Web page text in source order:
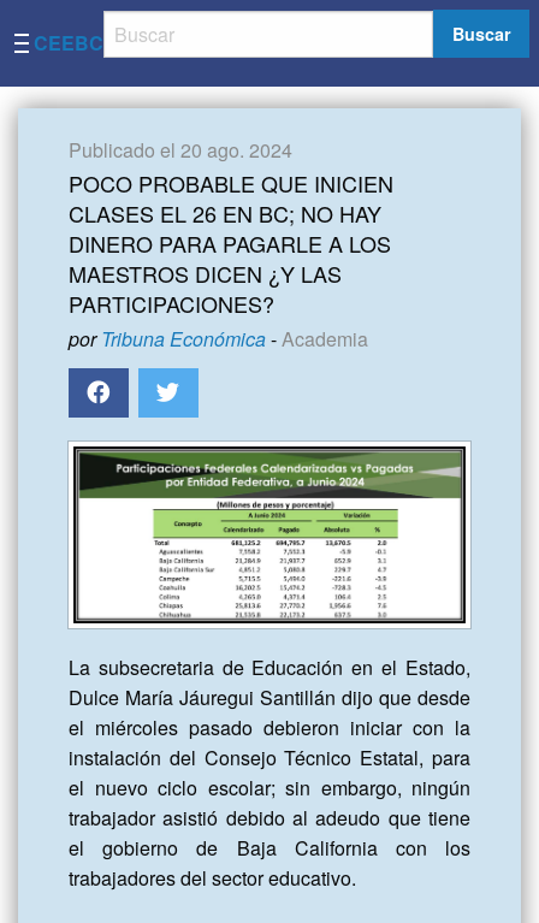
CEEBC Buscar
Publicado el 20 ago. 2024
POCO PROBABLE QUE INICIEN
CLASES EL 26 EN BC; NO HAY
DINERO PARA PAGARLE A LOS
MAESTROS DICEN ¿Y LAS
PARTICIPACIONES?
por Tribuna Económica-Academia
La subsecretaria de Educación en el Estado,
Dulce María Jáuregui Santillán dijo que desde
el miércoles pasado debieron iniciar con la
instalación del Consejo Técnico Estatal, para
el nuevo ciclo escolar; sin embargo, ningún
trabajador asistió debido al adeudo que tiene
el gobierno de Baja California con los
trabajadores del sector educativo.